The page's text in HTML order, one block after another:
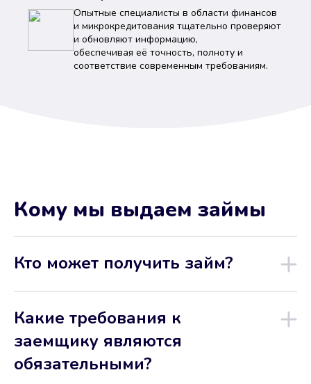
Опытные специалисты в области финансов
и микрокредитования тщательно проверяют
и обновляют информацию,
обеспечивая её точность, полноту и
соответствие современным требованиям.
Кому мы выдаем займы
Кто может получить займ?
Какие требования к
заемщику являются
обязательными?